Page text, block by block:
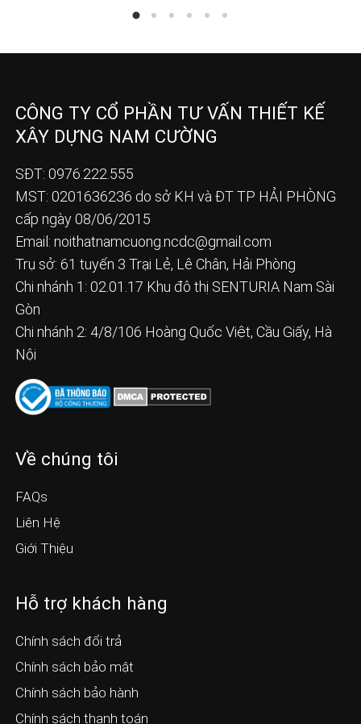
CÔNG TY CỔ PHẦN TƯ VẤN THIẾT KẾ
XÂY DỰNG NAM CƯỜNG
SĐT: 0976.222.555
MST: 0201636236 do sở KH và ĐT TP HẢI PHÒNG
cấp ngày 08/06/2015
Email: noithatnamcuong.ncdc@gmail.com
Trụ sở: 61 tuyến 3 Trại Lẻ, Lê Chân, Hải Phòng
Chi nhánh 1: 02.01.17 Khu đô thị SENTURIA Nam Sài
Gòn
Chi nhánh 2: 4/8/106 Hoàng Quốc Việt, Cầu Giấy, Hà
Nội
Về chúng tôi
FAQs
Liên Hệ
Giới Thiệu
Hỗ trợ khách hàng
Chính sách đổi trả
Chính sách bảo mật
Chính sách bảo hành
Chính sách thanh toán